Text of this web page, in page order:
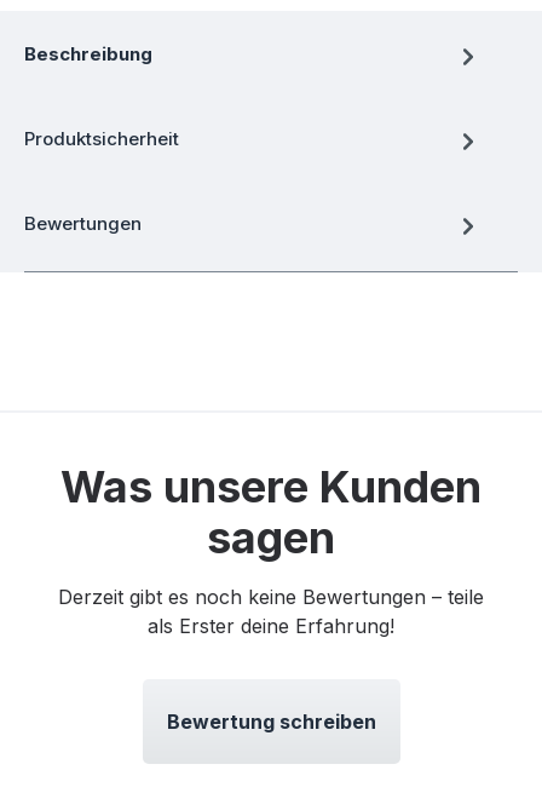
Beschreibung
Produktsicherheit
Bewertungen
Was unsere Kunden
sagen
Derzeit gibt es noch keine Bewertungen – teile
als Erster deine Erfahrung!
Bewertung schreiben